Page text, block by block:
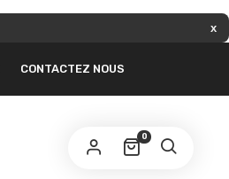
CONTACTEZ NOUS
0